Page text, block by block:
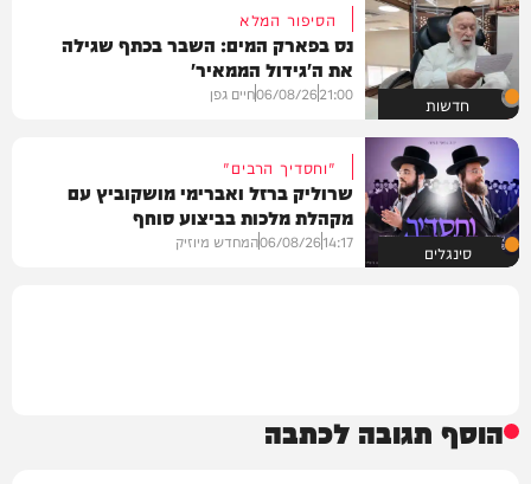
חדשות
הסיפור המלא
נס בפארק המים: השבר בכתף שגילה
את ה'גידול הממאיר'
21:00
06/08/26חיים גפן
סינגלים
"וחסדיך הרבים"
שרוליק ברזל ואברימי מושקוביץ עם
מקהלת מלכות בביצוע סוחף
14:17
06/08/26המחדש מיוזיק
הוסף תגובה לכתבה